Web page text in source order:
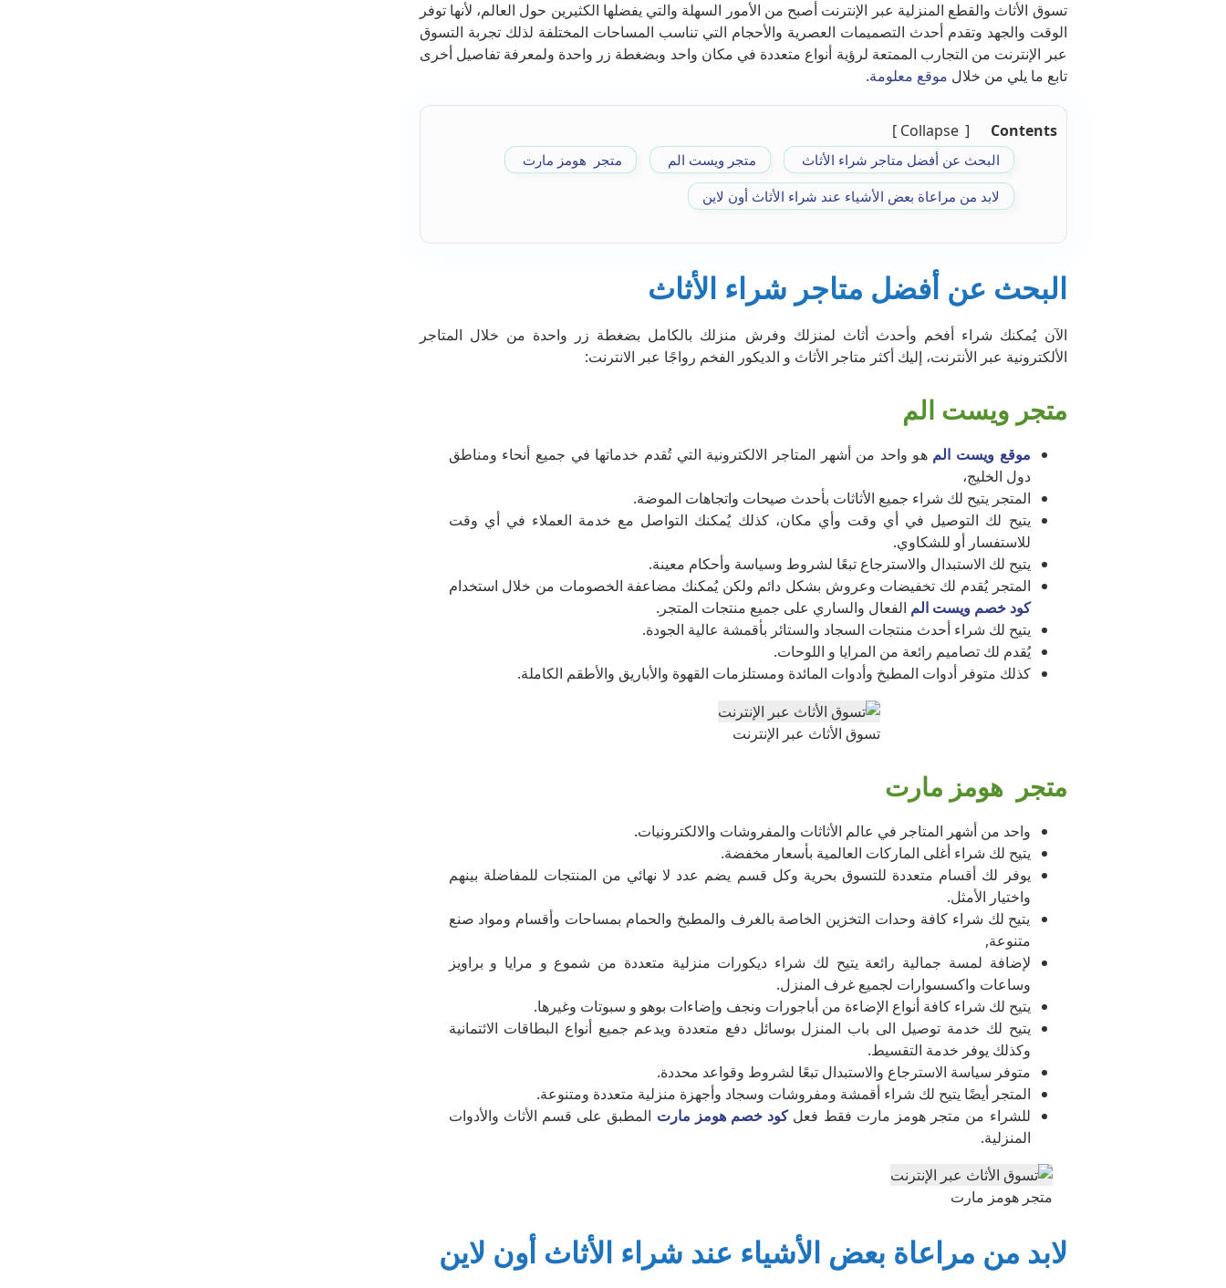
تسوق الأثاث والقطع المنزلية عبر الإنترنت أصبح من الأمور السهلة والتي يفضلها الكثيرين حول العالم، لأنها توفر
الوقت والجهد وتقدم أحدث التصميمات العصرية والأحجام التي تناسب المساحات المختلفة لذلك تجربة التسوق
عبر الإنترنت من التجارب الممتعة لرؤية أنواع متعددة في مكان واحد وبضغطة زر واحدة ولمعرفة تفاصيل أخرى
تابع ما يلي من خلال موقع معلومة.
Contents
Collapse
البحث عن أفضل متاجر شراء الأثاث متجر ويست الم
متجر هومز مارت
لابد من مراعاة بعض الأشياء عند شراء الأثاث أون لاين
البحث عن أفضل متاجر شراء الأثاث
الآن يُمكنك شراء أفخم وأحدث أثاث لمنزلك وفرش منزلك بالكامل بضغطة زر واحدة من خلال المتاجر
الألكترونية عبر الأنترنت، إليك أكثر متاجر الأثاث و الديكور الفخم رواجًا عبر الانترنت:
متجر ويست الم
موقع ويست الم هو واحد من أشهر المتاجر الالكترونية التي تُقدم خدماتها في جميع أنحاء ومناطق
دول الخليج،
المتجر يتيح لك شراء جميع الأثاثات بأحدث صيحات واتجاهات الموضة.
يتيح لك التوصيل في أي وقت وأي مكان، كذلك يُمكنك التواصل مع خدمة العملاء في أي وقت
للاستفسار أو للشكاوي.
يتيح لك الاستبدال والاسترجاع تبعًا لشروط وسياسة وأحكام معينة.
المتجر يُقدم لك تخفيضات وعروش بشكل دائم ولكن يُمكنك مضاعفة الخصومات من خلال استخدام
كود خصم ويست الم الفعال والساري على جميع منتجات المتجر.
يتيح لك شراء أحدث منتجات السجاد والستائر بأقمشة عالية الجودة.
يُقدم لك تصاميم رائعة من المرايا و اللوحات.
كذلك متوفر أدوات المطبخ وأدوات المائدة ومستلزمات القهوة والأباريق والأطقم الكاملة.
تسوق الأثاث عبر الإنترنت
متجر هومز مارت
واحد من أشهر المتاجر في عالم الأثاثات والمفروشات والالكترونيات.
يتيح لك شراء أغلى الماركات العالمية بأسعار مخفضة.
يوفر لك أقسام متعددة للتسوق بحرية وكل قسم يضم عدد لا نهائي من المنتجات للمفاضلة بينهم
واختيار الأمثل.
يتيح لك شراء كافة وحدات التخزين الخاصة بالغرف والمطبخ والحمام بمساحات وأقسام ومواد صنع
متنوعة,
لإضافة لمسة جمالية رائعة يتيح لك شراء ديكورات منزلية متعددة من شموع و مرايا و براويز
وساعات واكسسوارات لجميع غرف المنزل.
يتيح لك شراء كافة أنواع الإضاءة من أباجورات ونجف وإضاءات بوهو و سبوتات وغيرها.
يتيح لك خدمة توصيل الى باب المنزل بوسائل دفع متعددة ويدعم جميع أنواع البطاقات الائتمانية
وكذلك يوفر خدمة التقسيط.
متوفر سياسة الاسترجاع والاستبدال تبعًا لشروط وقواعد محددة.
المتجر أيضًا يتيح لك شراء أقمشة ومفروشات وسجاد وأجهزة منزلية متعددة ومتنوعة.
للشراء من متجر هومز مارت فقط فعلكود خصم هومز مارت المطبق على قسم الأثاث والأدوات
المنزلية.
متجر هومز مارت
لابد من مراعاة بعض الأشياء عند شراء الأثاث أون لاين